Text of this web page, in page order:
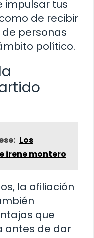
impulsar tus
de recibir
personas
político.
Los
irene montero
la afiliación
que
antes de dar